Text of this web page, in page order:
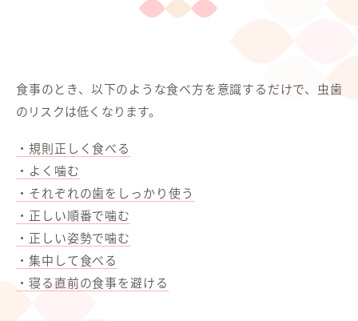
食事のとき、以下のような食べ方を意識するだけで、虫歯
のリスクは低くなります。
・規則正しく食べる
・よく噛む
・それぞれの歯をしっかり使う
・正しい順番で噛む
・正しい姿勢で噛む
・集中して食べる
・寝る直前の食事を避ける